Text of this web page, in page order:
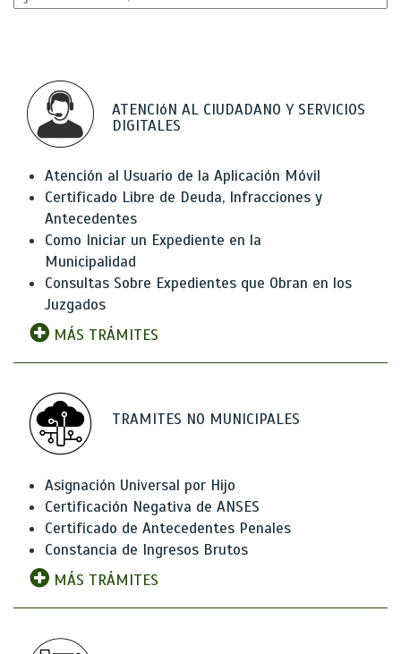
ATENCIóN AL CIUDADANO Y SERVICIOS
DIGITALES
Atención al Usuario de la Aplicación Móvil
Certificado Libre de Deuda, Infracciones y
Antecedentes
Como Iniciar un Expediente en la
Municipalidad
Consultas Sobre Expedientes que Obran en los
Juzgados
MÁS TRÁMITES
TRAMITES NO MUNICIPALES
Asignación Universal por Hijo
Certificación Negativa de ANSES
Certificado de Antecedentes Penales
Constancia de Ingresos Brutos
MÁS TRÁMITES